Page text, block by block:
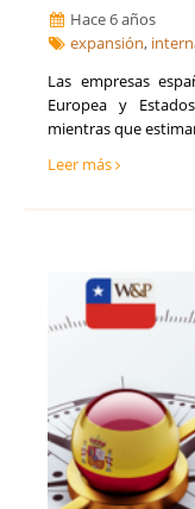
Hace 6 años
expansión,
Las empresas
Europea y
mientras que
Leer más